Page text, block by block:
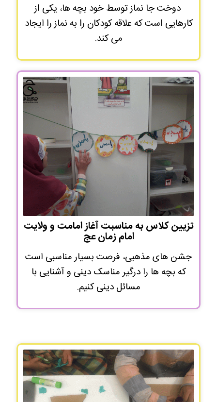
دوخت جا نماز توسط خود بچه ها، یکی از
کارهایی است که علاقه کودکان را به نماز را ایجاد
می کند.
تزیین کلاس به مناسبت آغاز امامت و ولایت
امام زمان عج
جشن های مذهبی، فرصت بسیار مناسبی است
که بچه ها را درگیر مناسک دینی و آشنایی با
مسائل دینی کنیم.